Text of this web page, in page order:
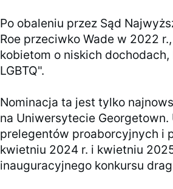
Po obaleniu przez Sąd
Roe przeciwko Wade w 2022
kobietom o niskich
LGBTQ".
Nominacja ta jest tylko
na Uniwersytecie
prelegentów proaborcyjnych i
kwietniu 2024 r. i kwietniu
inauguracyjnego konkursu